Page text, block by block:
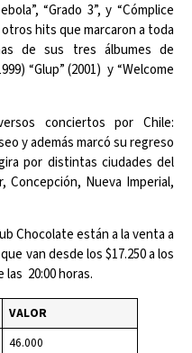
“Grado 3”, y “Cómplice
hits que marcaron a toda
de sus tres álbumes de
“Glup” (2001) y “Welcome
conciertos por Chile:
y además marcó su regreso
por distintas ciudades del
Concepción, Nueva Imperial,
Chocolate están a la venta a
van desde los $17.250 a los
las 20:00 horas.
VALOR
46.000